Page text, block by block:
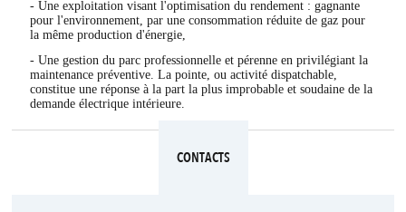
- Une exploitation visant l'optimisation du rendement : gagnante
pour l'environnement, par une consommation réduite de gaz pour
la même production d'énergie,
- Une gestion du parc professionnelle et pérenne en privilégiant la
maintenance préventive. La pointe, ou activité dispatchable,
constitue une réponse à la part la plus improbable et soudaine de la
demande électrique intérieure.
CONTACTS